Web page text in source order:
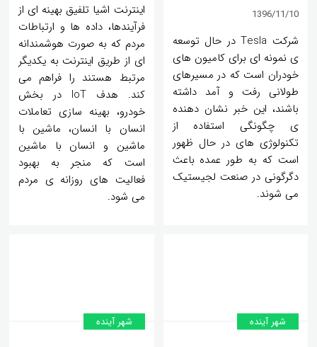
1396/11/10
شرکت Tesla در حال توسعه
ی نمونه ای برای کامیون های
خودران است که در مسیرهای
طولانی رفت و آمد داشته
باشند، این خبر نشان دهنده
ی چگونگی استفاده از
تکنولوژی های در حال ظهور
است که به طور عمده باعث
دگرگونی در صنعت لجیستیک
می شوند.
اینترنت اشیا تلفیق بهینه ای از
فرآیندها، داده ها و ارتباطات
مردم که به صورت هوشمندانه
ای از طریق اینترنت به یکدیگر
مرتبط هستند را فراهم می
کند. هدف IoT در بخش
خودرو، بهینه سازی تعاملات
انسان با انسان، ماشین با
ماشین و انسان با ماشین
است که منجر به بهبود
فعالیت های روزانه ی مردم
می شود.
شهر آینده شهر آینده